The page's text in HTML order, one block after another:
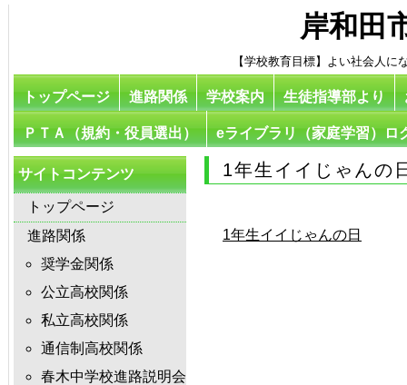
岸和田
【学校教育目標】よい社会人
トップページ 進路関係 学校案内 生徒指導部より
ＰＴＡ（規約・役員選出） eライブラリ（家庭学習）ロ
サイトコンテンツ
トップページ
進路関係
奨学金関係
公立高校関係
私立高校関係
通信制高校関係
春木中学校進路説明会
1年生イイじゃんの
1年生イイじゃんの日